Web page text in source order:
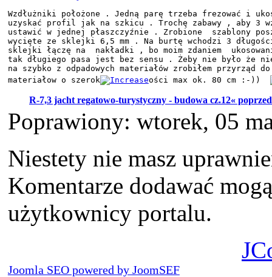
Wzdłużniki położone . Jedną parę trzeba frezować i
uzyskać profil jak na szkicu . Trochę zabawy , aby 3
ustawić w jednej płaszczyźnie . Zrobione  szablony
wycięte ze sklejki 6,5 mm . Na burtę wchodzi 3
sklejki łączę na  nakładki , bo moim zdaniem
tak długiego pasa jest bez sensu . Żeby nie było że
na szybko z odpadowych materiałów zrobiłem przyrząd
materiałow o szerok
ości max ok. 80 cm :-))
R-7,3 jacht regatowo-turystyczny - budowa cz.12«
Poprawiony: wtorek, 05
Niestety nie masz
Komentarze dodawać
użytkownicy portalu.
Joomla SEO powered by JoomSEF